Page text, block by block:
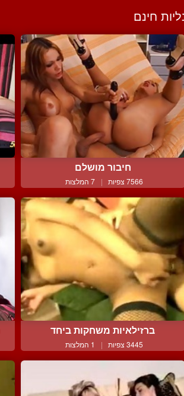
חינם
חיבור מושלם
7566 צפיות | 7 המלצות
ברזילאיות משחקות ביחד
3445 צפיות | 1 המלצות